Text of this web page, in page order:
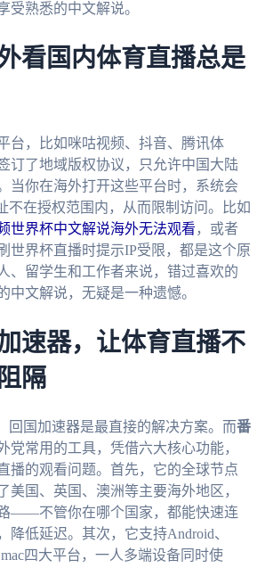
受熟悉的中文解说。
看国内体育直播总是
台，比如咪咕视频、抖音、腾讯体
订了地域版权协议，只允许中国大陆
当你在海外打开这些平台时，系统会
不在授权范围内，从而限制访问。比如
世界杯中文解说海外无法观看 ，或者
世界杯直播时提示IP受限，都是这个原
、留学生和工作者来说，错过喜欢的
中文解说，无疑是一种遗憾。
速器，让体育直播不
隔
回国加速器是最直接的解决方案。而番
党常用的工具，凭借六大核心功能，
播的观看问题。首先，它的全球节点
美国、英国、澳洲等主要海外地区，
——不管你在哪个国家，都能快速连
降低延迟。其次，它支持Android、
四大平台，一人多端设备同时使